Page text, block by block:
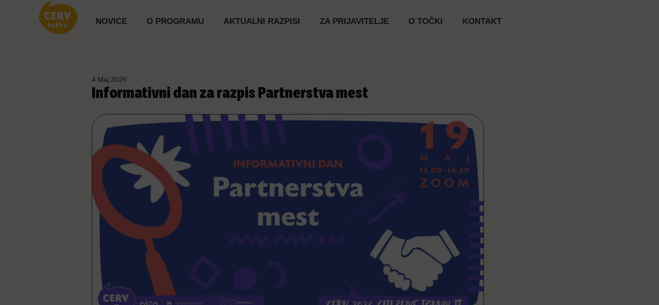
NOVICE O PROGRAMU AKTUALNI RAZPISI ZA PRIJAVITELJE O TOČKI KONTAKT
4 Maj 2026
Informativni dan za razpis Partnerstva mest